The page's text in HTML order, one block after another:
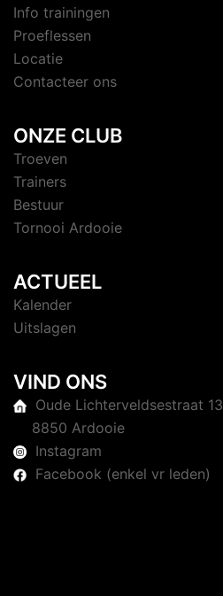
Info trainingen
Proeflessen
Locatie
Contacteer ons
ONZE CLUB
Troeven
Trainers
Bestuur
Tornooi Ardooie
ACTUEEL
Kalender
Uitslagen
VIND ONS
Oude Lichterveldsestraat 13
8850 Ardooie
Instagram
Facebook (enkel vr leden)